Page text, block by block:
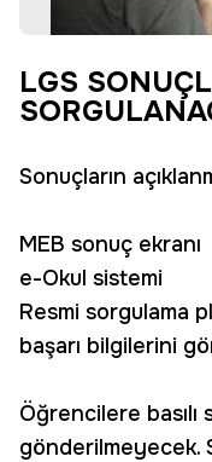
LGS
Sonuçların
MEB sonuç ekranı
e-Okul sistemi
Resmi sorgulama
başarı bilgilerini
Öğrencilere basılı
gönderilmeyecek.